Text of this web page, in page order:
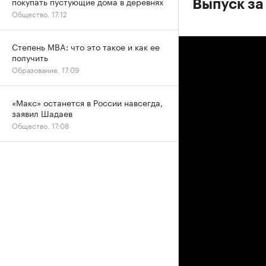
Выпуск
Общество, 17:12
Степень MBA: что это такое и как ее
получить
Образование, 17:09
«Макс» останется в России навсегда,
заявил Шадаев
Общество, 17:08